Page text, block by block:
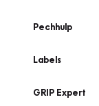
Pechhulp
Labels
GRIP Expert